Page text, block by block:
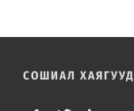
СОШИАЛ ХАЯГУУД